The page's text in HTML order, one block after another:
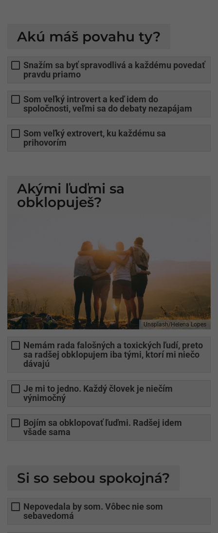
Akú máš povahu ty?
Snažím sa byť spravodlivá a každému povedať
pravdu priamo
Som veľký introvert a keď idem do
spoločnosti, veľmi sa do debaty nezapájam
Som veľký extrovert, ku každému sa
prihovorím
Akými ľuďmi sa
obklopuješ?
Unsplash/Helena Lopes
Nemám rada falošných a toxických ľudí, preto
sa radšej obklopujem iba tými, ktorí mi niečo
dávajú
Je mi to jedno. Každý človek je niečím
výnimočný
Bojím sa obklopovať ľuďmi. Radšej idem
všade sama
Si so sebou spokojná?
Nepovedala by som. Vôbec nie som
sebavedomá